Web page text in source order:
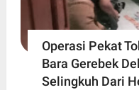
Operasi Pekat
Bara Gerebek
Selingkuh Dari